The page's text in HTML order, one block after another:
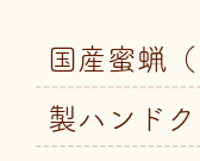
国産蜜蝋
製ハンド